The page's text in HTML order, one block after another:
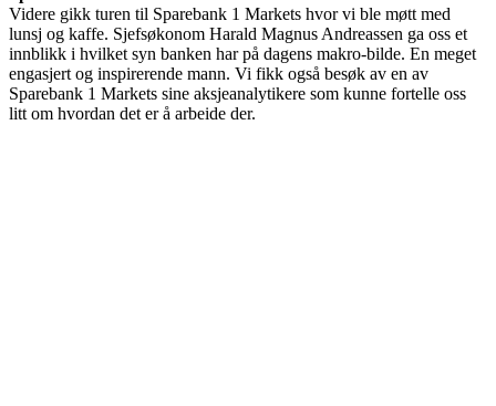
Videre gikk turen til Sparebank 1 Markets hvor vi ble møtt med
lunsj og kaffe. Sjefsøkonom Harald Magnus Andreassen ga oss et
innblikk i hvilket syn banken har på dagens makro-bilde. En meget
engasjert og inspirerende mann. Vi fikk også besøk av en av
Sparebank 1 Markets sine aksjeanalytikere som kunne fortelle oss
litt om hvordan det er å arbeide der.